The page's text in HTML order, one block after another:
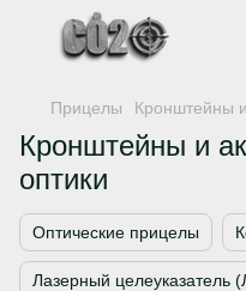
Прицелы Кронштейны
Кронштейны и
оптики
Оптические прицелы
Лазерный целеуказатель